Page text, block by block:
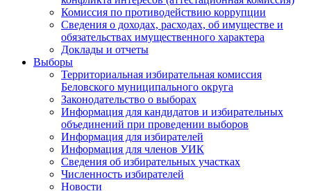
Комиссия по противодействию коррупции
Сведения о доходах, расходах, об имуществе и
обязательствах имущественного характера
Доклады и отчеты
Выборы
Территориальная избирательная комиссия
Беловского муниципального округа
Законодательство о выборах
Информация для кандидатов и избирательных
объединений при проведении выборов
Информация для избирателей
Информация для членов УИК
Сведения об избирательных участках
Численность избирателей
Новости